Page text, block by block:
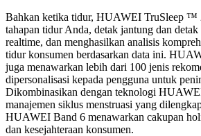
Bahkan ketika tidur, HUAWEI TruSleep ™
tahapan tidur Anda, detak jantung dan detak
realtime, dan menghasilkan analisis
tidur konsumen berdasarkan data ini.
juga menawarkan lebih dari 100 jenis
dipersonalisasi kepada pengguna untuk
Dikombinasikan dengan teknologi
manajemen siklus menstruasi yang
HUAWEI Band 6 menawarkan cakupan
dan kesejahteraan konsumen.